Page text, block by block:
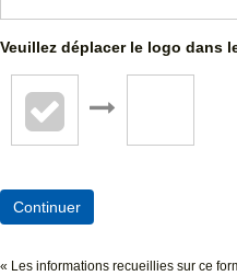
Veuillez déplacer le logo dans
Continuer
« Les informations recueillies sur ce